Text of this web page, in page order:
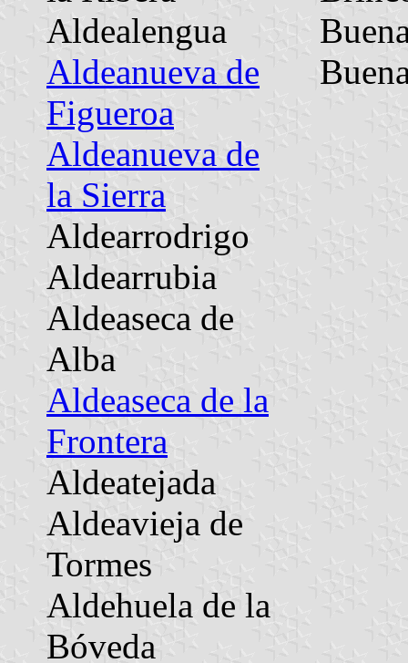
Aldealengua
Aldeanueva de
Figueroa
Aldeanueva de
la Sierra
Aldearrodrigo
Aldearrubia
Aldeaseca de
Alba
Aldeaseca de la
Frontera
Aldeatejada
Aldeavieja de
Tormes
Aldehuela de la
Bóveda